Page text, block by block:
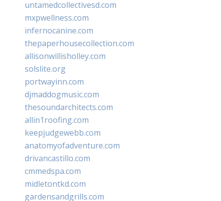
untamedcollectivesd.com
mxpwellness.com
infernocanine.com
thepaperhousecollection.com
allisonwillisholley.com
solslite.org
portwayinn.com
djmaddogmusic.com
thesoundarchitects.com
allin1roofing.com
keepjudgewebb.com
anatomyofadventure.com
drivancastillo.com
cmmedspa.com
midletontkd.com
gardensandgrills.com